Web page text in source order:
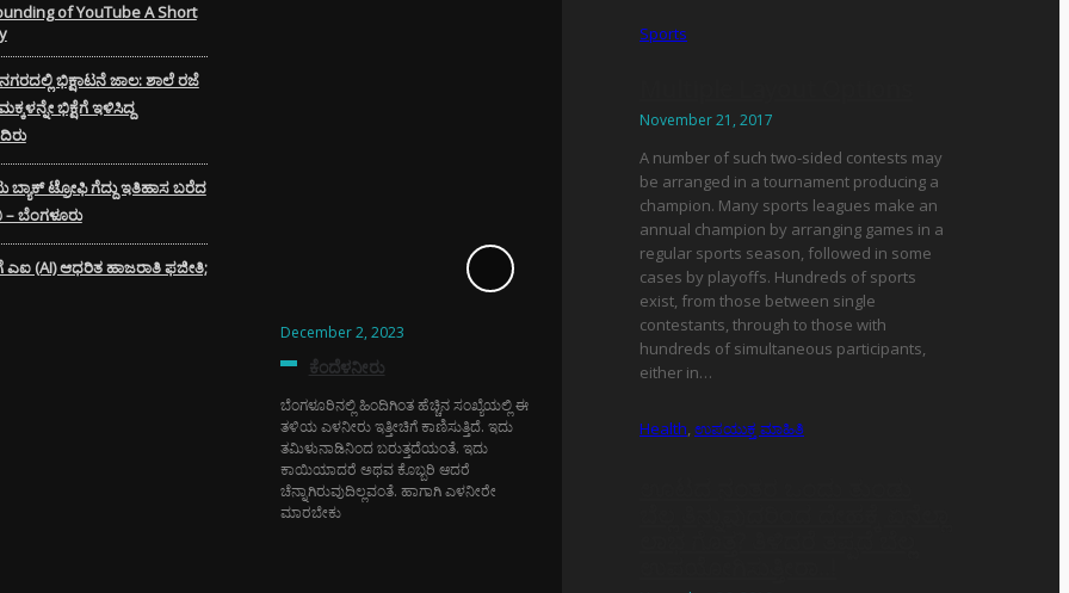
of YouTube A Short
ಭಿಕ್ಷಾಟನೆ ಜಾಲ: ಶಾಲೆ ರಜೆ
ಭಿಕ್ಷೆಗೆ ಇಳಿಸಿದ್ದ
ಬ್ಯಾಕ್ ಟ್ರೋಫಿ ಗೆದ್ದು ಇತಿಹಾಸ ಬರೆದ
ಬೆಂಗಳೂರು
ಎಐ (AI) ಆಧರಿತ ಹಾಜರಾತಿ ಫಜೀತಿ;
December 2, 2023
ಕೆಂದೆಳನೀರು
ಬೆಂಗಳೂರಿನಲ್ಲಿ ಹಿಂದಿಗಿಂತ ಹೆಚ್ಚಿನ ಸಂಖ್ಯೆಯಲ್ಲಿ ಈ
ತಳಿಯ ಎಳನೀರು ಇತ್ತೀಚಿಗೆ ಕಾಣಿಸುತ್ತಿದೆ. ಇದು
ತಮಿಳುನಾಡಿನಿಂದ ಬರುತ್ತದೆಯಂತೆ. ಇದು
ಕಾಯಿಯಾದರೆ ಅಥವ ಕೊಬ್ಬರಿ ಆದರೆ
ಚೆನ್ನಾಗಿರುವುದಿಲ್ಲವಂತೆ. ಹಾಗಾಗಿ ಎಳನೀರೇ
ಮಾರಬೇಕು
Sports
November 21, 2017
A number of such two-sided contests may
be arranged in a tournament producing a
champion. Many sports leagues make an
annual champion by arranging games in a
regular sports season, followed in some
cases by playoffs. Hundreds of sports
exist, from those between single
contestants, through to those with
hundreds of simultaneous participants,
either in…
Health ಉಪಯುಕ್ತ ಮಾಹಿತಿ